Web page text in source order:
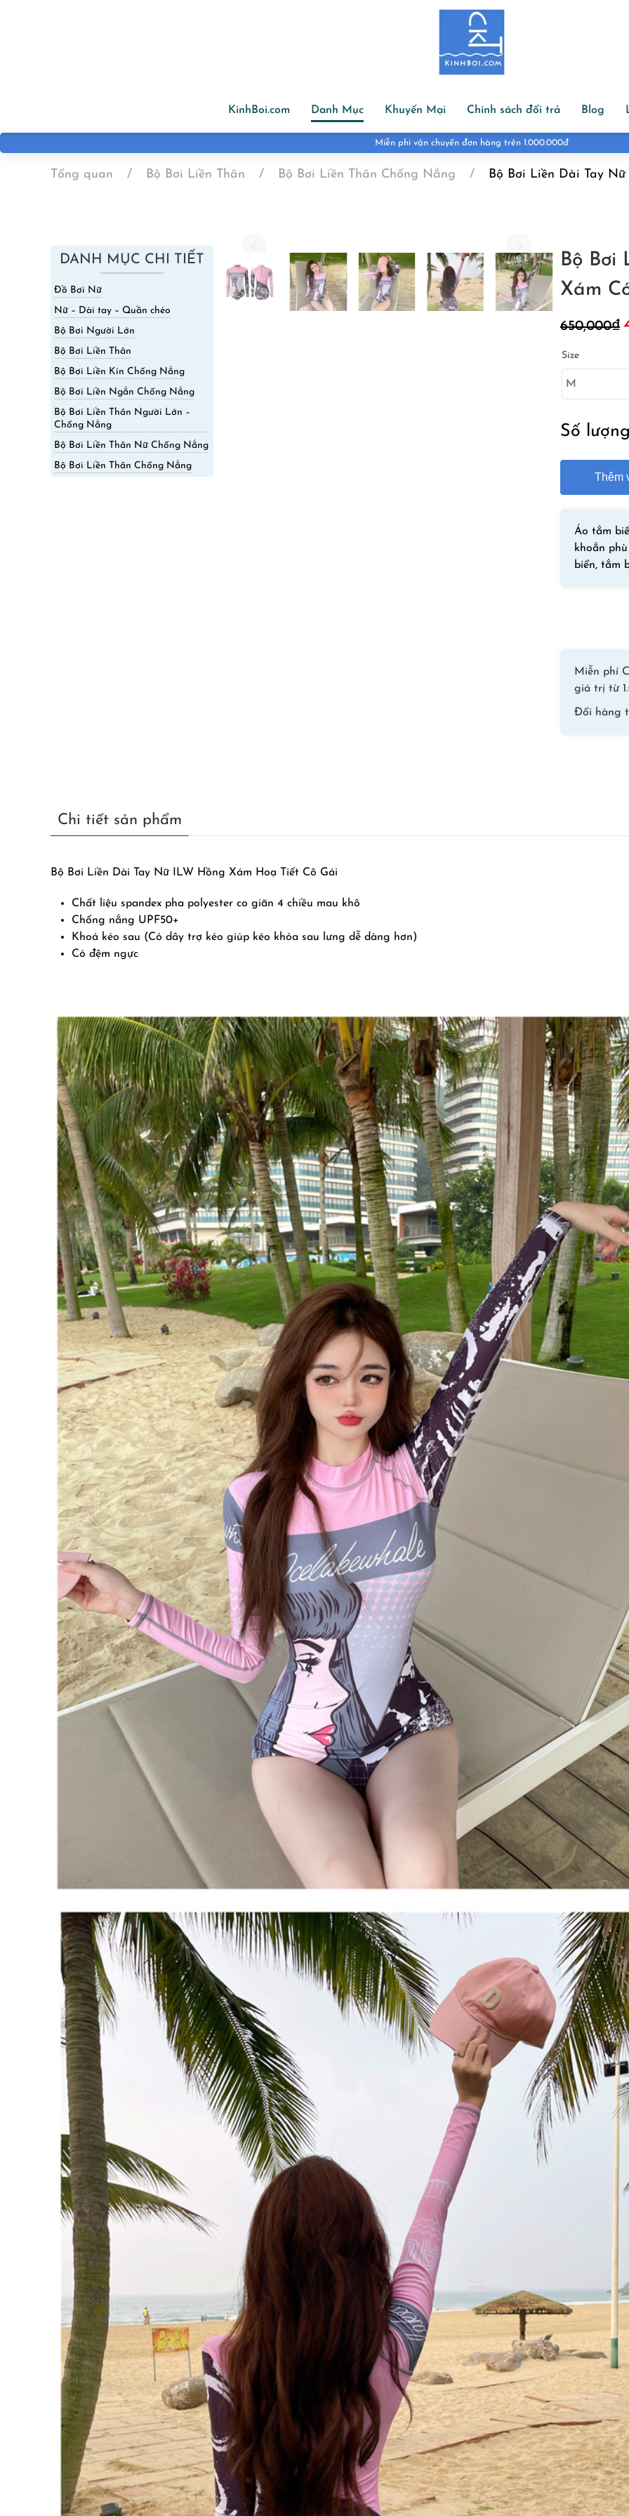
KinhBoi.com Danh Mục Khuyến Mại Chính sách đổi trả Blog
Miễn phí vận chuyển đơn hàng trên 1.000.000đ
Tổng quan Bộ Bơi Liền Thân Bộ Bơi Liền Thân Chống Nắng Bộ Bơi Liền Dài Tay
DANH MỤC CHI TIẾT
Đồ Bơi Nữ
Nữ – Dài tay – Quần chéo
Bộ Bơi Người Lớn
Bộ Bơi Liền Thân
Bộ Bơi Liền Kín Chống Nắng
Bộ Bơi Liền Ngắn Chống Nắng
Bộ Bơi Liền Thân Người Lớn –
Chống Nắng
Bộ Bơi Liền Thân Nữ Chống Nắng
Bộ Bơi Liền Thân Chống Nắng
Bộ Bơi
Xám
650,000₫
Size
Số lượng
Thêm
Áo tắm
khoắn
biển, tắm
Miễn phí
giá trị từ
Đổi hàng
Chi tiết sản phẩm
Bộ Bơi Liền Dài Tay Nữ ILW Hồng Xám Hoạ Tiết Cô Gái
Chất liệu spandex pha polyester co giãn 4 chiều mau khô
Chống nắng UPF50+
Khoá kéo sau (Có dây trợ kéo giúp kéo khóa sau lưng dễ dàng hơn)
Có đệm ngực